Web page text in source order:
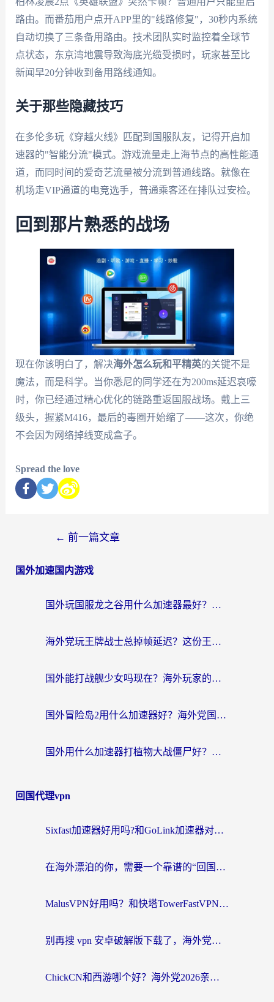
路由。而番茄用户点开APP里的"线路修复"，30秒内系统
自动切换了三条备用路由。技术团队实时监控着全球节
点状态，东京湾地震导致海底光缆受损时，玩家甚至比
新闻早20分钟收到备用路线通知。
关于那些隐藏技巧
在多伦多玩《穿越火线》匹配到国服队友，记得开启加
速器的"智能分流"模式。游戏流量走上海节点的高性能通
道，而同时间的爱奇艺流量被分流到普通线路。就像在
机场走VIP通道的电竞选手，普通乘客还在排队过安检。
回到那片熟悉的战场
现在你该明白了，解决海外怎么玩和平精英的关键不是
魔法，而是科学。当你悉尼的同学还在为200ms延迟哀嚎
时，你已经通过精心优化的链路重返国服战场。戴上三
级头，握紧M416，最后的毒圈开始缩了——这次，你绝
不会因为网络掉线变成盒子。
Spread the love
← 前一篇文章
国外加速国内游戏
国外玩国服龙之谷用什么加速器最好？一份给海外游子的终极指南
海外党玩王牌战士总掉帧延迟？这份王牌战士延迟加速器终极指南救你命
国外能打战舰少女吗现在？海外玩家的国服游戏加速终极指南
国外冒险岛2用什么加速器好？海外党国服游戏畅玩全攻略（附鸣潮哈利波特加速技巧）
国外用什么加速器打植物大战僵尸好？海外党国服游戏加速终极指南
回国代理vpn
Sixfast加速器好用吗?和GoLink加速器对比哪个回国效果更好?海外党亲测实用指南
在海外漂泊的你，需要一个靠谱的“回国机场”
MalusVPN好用吗？和快塔TowerFastVPN对比哪个回国效果更好？海外党亲测实用指南
别再搜 vpn 安卓破解版下载了，海外党回国上网的正确姿势在这里
ChickCN和西游哪个好？海外党2026亲测回国加速器选择指南（附expressvpn中国对比）